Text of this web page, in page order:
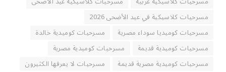
مسرحيات كلاسيكية في عيد الأضحى 2026
مسرحيات كوميديا سوداء مصرية
مسرحيات كوميدية خالدة
مسرحيات كوميدية قديمة
مسرحيات كوميدية مصرية
مسرحيات كوميدية مصرية قديمة
مسرحيات لا يعرفها الكثيرون